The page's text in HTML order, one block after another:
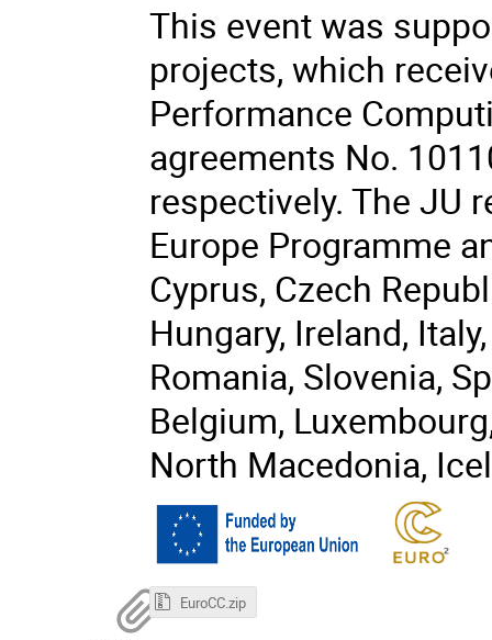
This event was
projects, which
Performance
agreements No.
respectively. The JU
Europe Programme
Cyprus, Czech
Hungary, Ireland,
Romania, Slovenia,
Belgium,
North Macedonia,
EuroCC.zip